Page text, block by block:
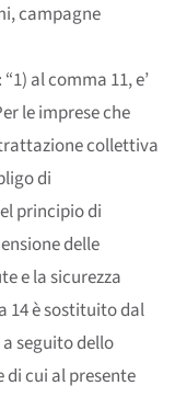
campagne
al comma 11, e’
le imprese che
collettiva
di
principio di
delle
e la sicurezza
14 è sostituito dal
seguito dello
cui al presente